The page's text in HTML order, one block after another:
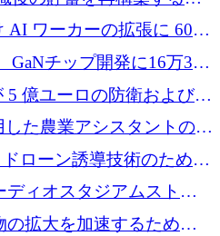
調達
AI ワーカーの拡張に 600
GaNチップ開発に16万3千
5 億ユーロの防衛および二
ある E2D を立ち上げる
た農業アシスタントの拡
確保
ローン誘導技術のために
ディオスタジアムストリ
を買収
の拡大を加速するために